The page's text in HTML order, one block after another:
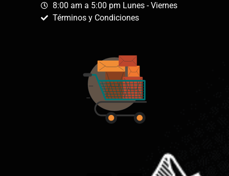
8:00 am a 5:00 pm Lunes - Viernes
Términos y Condiciones